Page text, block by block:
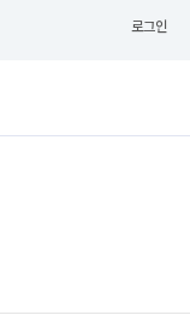
로그인